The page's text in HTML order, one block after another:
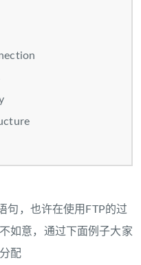
句，也许在使用FTP的过
如意，通过下面例子大家
配